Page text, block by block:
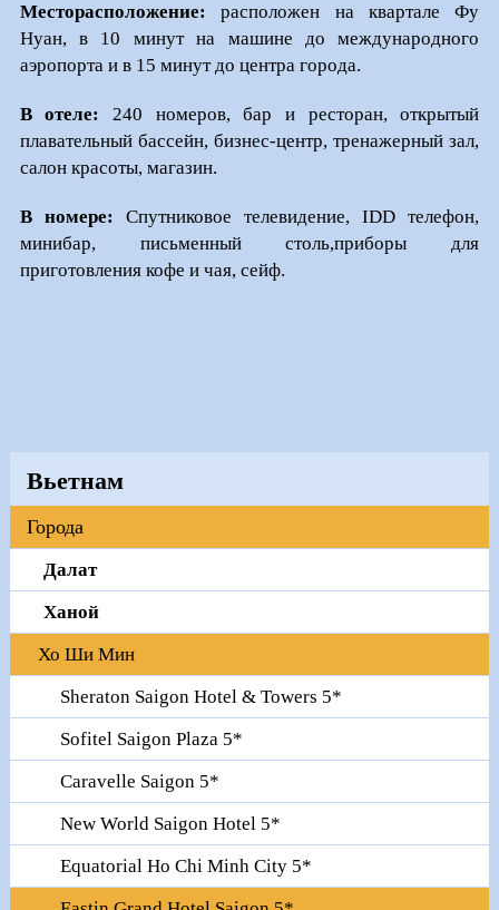
Месторасположение:расположен на квартале Фу
Нуан, в 10 минут на машине до международного
аэропорта и в 15 минут до центра города.
В отеле: 240 номеров, бар и ресторан, открытый
плавательный бассейн, бизнес-центр, тренажерный зал,
салон красоты, магазин.
В номере: Спутниковое телевидение, IDD телефон,
минибар, письменный столь,приборы для
приготовления кофе и чая, сейф.
Вьетнам
Города
Далат
Ханой
Хо Ши Мин
Sheraton Saigon Hotel & Towers 5*
Sofitel Saigon Plaza 5*
Caravelle Saigon 5*
New World Saigon Hotel 5*
Equatorial Ho Chi Minh City 5*